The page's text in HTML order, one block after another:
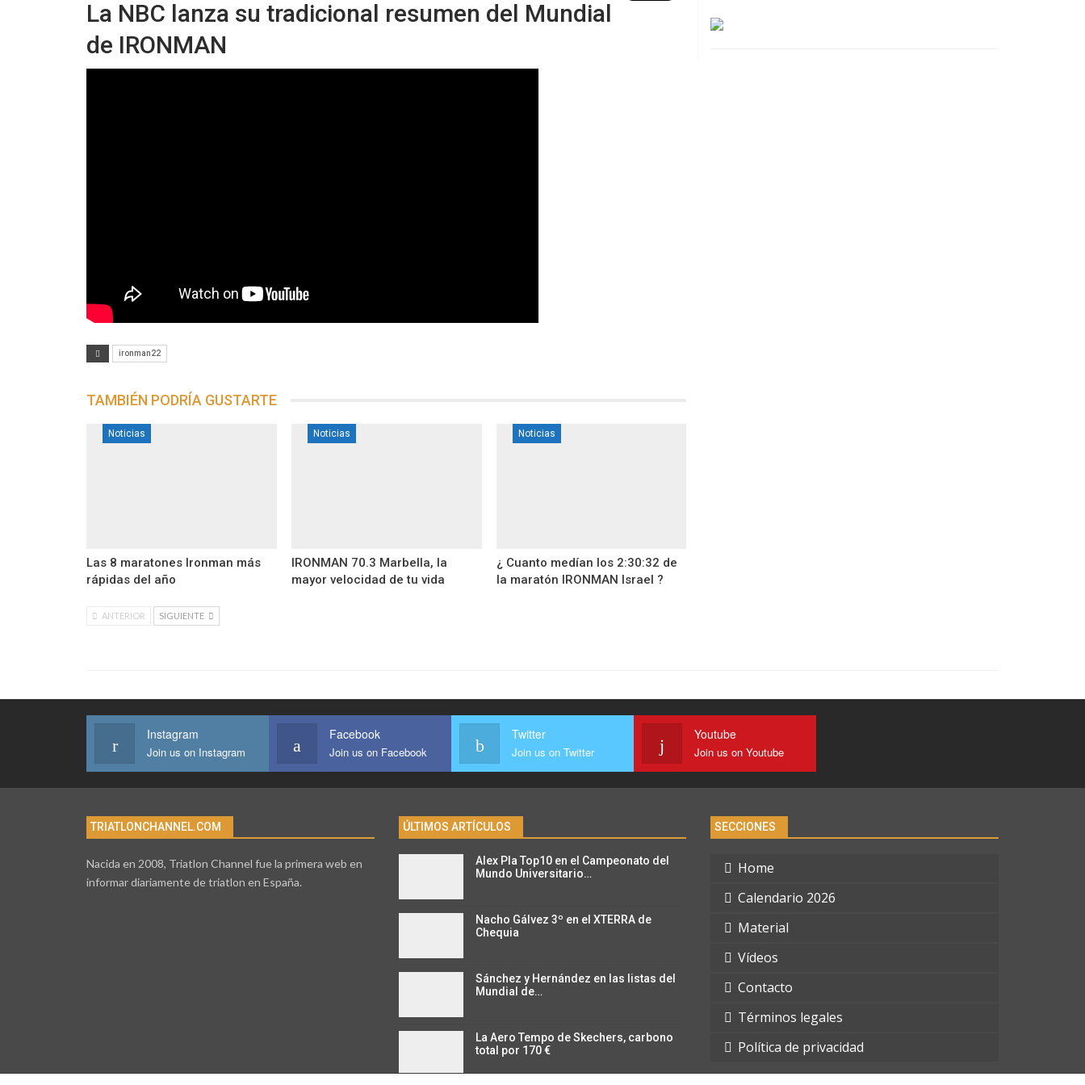
La NBC lanza su tradicional resumen del Mundial
de IRONMAN
ironman22
TAMBIÉN PODRÍA GUSTARTE
Noticias
Las 8 maratones Ironman más
rápidas del año
Noticias
IRONMAN 70.3 Marbella, la
mayor velocidad de tu vida
Noticias
¿ Cuanto medían los 2:30:32 de
la maratón IRONMAN Israel ?
ANTERIOR SIGUIENTE
Instagram
Join us on Instagram
Facebook
Join us on Facebook
Twitter
Join us on Twitter
Youtube
Join us on Youtube
TRIATLONCHANNEL.COM
Nacida en 2008, Triatlon Channel fue la primera web en
informar diariamente de triatlon en España.
ÚLTIMOS ARTÍCULOS
Alex Pla Top10 en el Campeonato del
Mundo Universitario…
Nacho Gálvez 3º en el XTERRA de
Chequia
Sánchez y Hernández en las listas del
Mundial de…
La Aero Tempo de Skechers, carbono
total por 170 €
SECCIONES
Home
Calendario 2026
Material
Vídeos
Contacto
Términos legales
Política de privacidad